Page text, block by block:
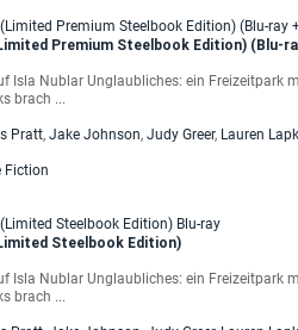
Premium Steelbook Edition) (Blu-
Isla Nublar Unglaubliches: ein Freizeitpark
brach ...
Pratt, Jake Johnson, Judy Greer, Lauren
Fiction
Steelbook Edition)
Isla Nublar Unglaubliches: ein Freizeitpark
brach ...